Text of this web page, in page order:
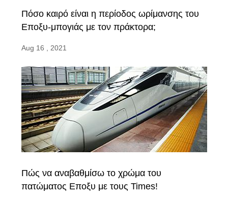
Πόσο καιρό είναι η περίοδος ωρίμανσης του
Εποξυ-μπογιάς με τον πράκτορα;
Aug 16 , 2021
Πώς να αναβαθμίσω το χρώμα του
πατώματος Εποξυ με τους Times!